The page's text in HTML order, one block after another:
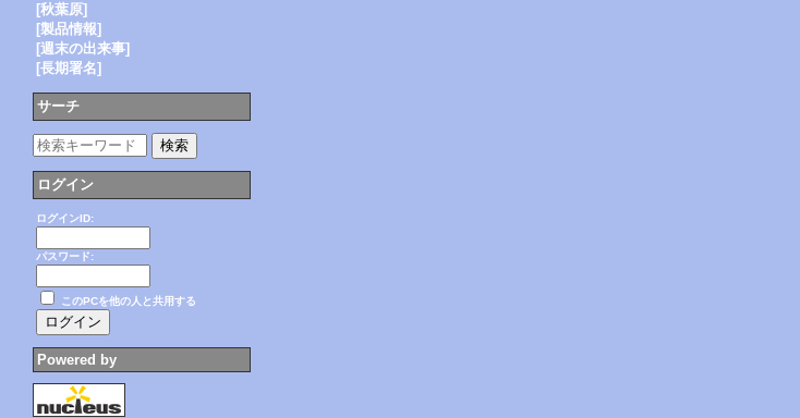
[秋葉原]
[製品情報]
[週末の出来事]
[長期署名]
サーチ
ログイン
ログインID:
パスワード:
このPCを他の人と共用する
Powered by